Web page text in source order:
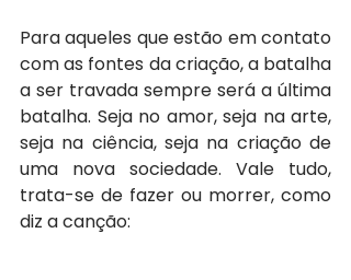
Para aqueles que estão em contato
com as fontes da criação, a batalha
a ser travada sempre será a última
batalha. Seja no amor, seja na arte,
seja na ciência, seja na criação de
uma nova sociedade. Vale tudo,
trata-se de fazer ou morrer, como
diz a canção: